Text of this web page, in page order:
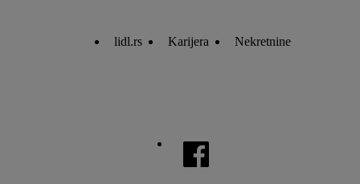
lidl.rs Karijera Nekretnine